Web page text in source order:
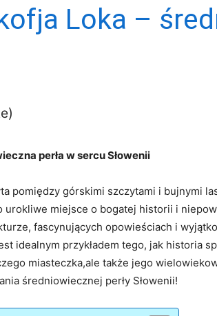
Loka –
perła w sercu Słowenii
‍pomiędzy górskimi szczytami i⁤ bujnymi‍
urokliwe miejsce ⁤o‍ bogatej historii‌ i
fascynujących opowieściach i
idealnym przykładem tego, jak historia
miasteczka,ale także jego
średniowiecznej perły⁤ Słowenii!